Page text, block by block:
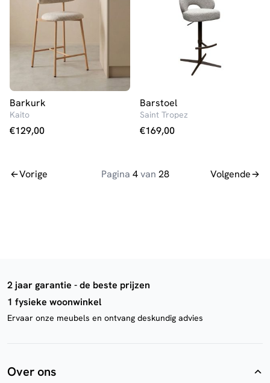
Barkurk
Kaito
€129,00
Barstoel
Saint Tropez
€169,00
Vorige Pagina 4van 28 Volgende
2 jaar garantie - de beste prijzen
1 fysieke woonwinkel
Ervaar onze meubels en ontvang deskundig advies
Over ons